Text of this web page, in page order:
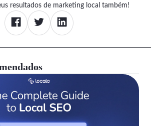
resultados de marketing local também!